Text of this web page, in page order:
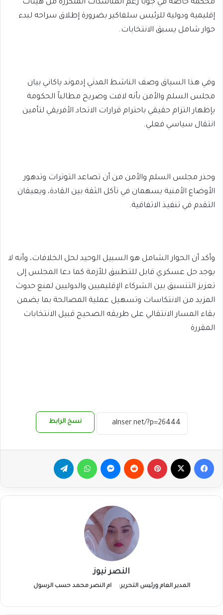
محكمة خاصة في جوبا رغم المناشدات المتكررة من هيئات
إقليمية ودولية للرئيس سلفاكير بضرورة إطلاق سراحه لبدء
حوار شامل يسبق الانتخابات.
وفي هذا السياق وصف الناشط المدني إدموند ياكاني بيان
مجلس السلم والأمن بأنه لافت وصريح مطالباً الحكومة
بإظهار التزام حقيقي باحترام قرارات الاتحاد الأفريقي لتأمين
انتقال سياسي فعلي.
وحذر مجلس السلم والأمن من أن تصاعد التوترات وتدهور
الأوضاع الأمنية يسهمان في تآكل الثقة بين القادة، ويعيقان
التقدم في تنفيذ الاتفاقية.
وأكد أن الحوار الشامل هو السبيل الوحيد لحل الخلافات، وأنه لا
يوجد حل عسكري قابل للتطبيق للأزمة كما دعا المجلس إلى
تعزيز التنسيق بين الشركاء الإقليميين والدوليين لمنع حدوث
المزيد من الانتكاسات وتسهيل عملية المصالحة بما يضمن
بقاء المسار الانتقالي على طريقه الصحيح قبيل الانتخابات
المقررة
نسخ الرابط
فيسبوك بينتيريست ماسنجر واتساب
النصر نيوز
المدير العام ورئيس التحرير: ام النصر محمد حسب الرسول